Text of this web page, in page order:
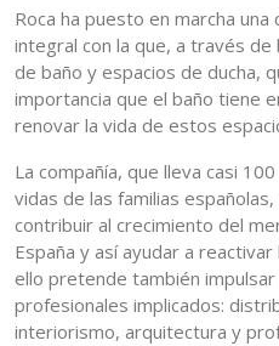
Roca ha puesto en marcha una
integral con la que, a través
de baño y espacios de ducha,
importancia que el baño tiene
renovar la vida de estos
La compañía, que lleva casi
vidas de las familias
contribuir al crecimiento del
España y así ayudar a
ello pretende también
profesionales implicados:
interiorismo, arquitectura y